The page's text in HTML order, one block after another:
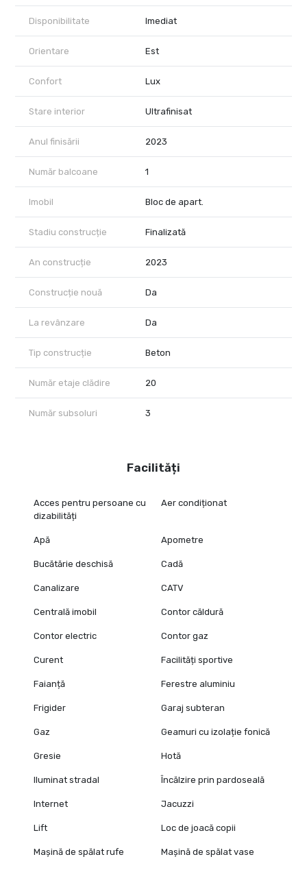
Disponibilitate Imediat
Orientare Est
Confort Lux
Stare interior Ultrafinisat
Anul finisării 2023
Număr balcoane 1
Imobil Bloc de apart.
Stadiu construcție Finalizată
An construcție 2023
Construcție nouă Da
La revânzare Da
Tip construcție Beton
Număr etaje clădire 20
Număr subsoluri 3
Facilități
Acces pentru persoane cu
dizabilități
Aer condiționat
Apă Apometre
Bucătărie deschisă Cadă
Canalizare CATV
Centrală imobil Contor căldură
Contor electric Contor gaz
Curent Facilități sportive
Faianță Ferestre aluminiu
Frigider Garaj subteran
Gaz Geamuri cu izolație fonică
Gresie Hotă
Iluminat stradal Încălzire prin pardoseală
Internet Jacuzzi
Lift Loc de joacă copii
Mașină de spălat rufe Mașină de spălat vase